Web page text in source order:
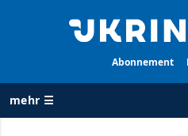
Abonnement
mehr ☰